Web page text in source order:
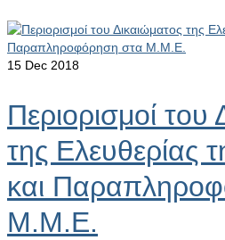
15 Dec 2018
Περιορισμοί του
της Ελευθερίας
και
Μ.Μ.Ε.